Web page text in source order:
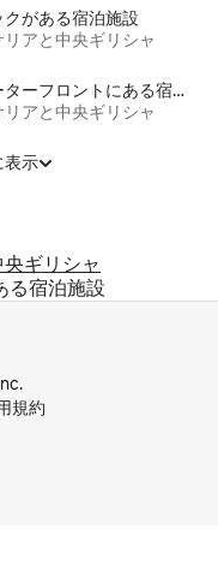
クがある宿泊施設
リアと中央ギリシャ
ウォーターフロントにある宿泊施設
リアと中央ギリシャ
表示
ギリシャ
る宿泊施設
規約